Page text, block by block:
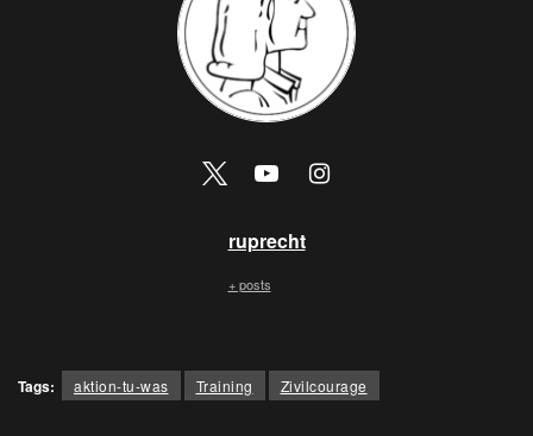
ruprecht
+ posts
Tags: aktion-tu-was Training Zivilcourage